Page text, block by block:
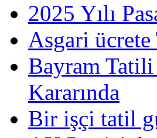
2025 Yılı
Asgari ücrete
Bayram
Kararında
Bir işçi tatil